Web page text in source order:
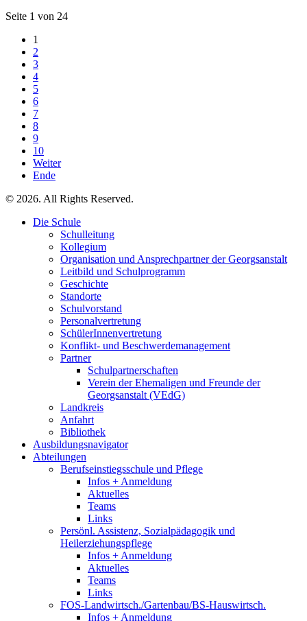
Seite 1 von 24
1
2
3
4
5
6
7
8
9
10
Weiter
Ende
© 2026. All Rights Reserved.
Die Schule
Schulleitung
Kollegium
Organisation und Ansprechpartner der Georgsanstalt
Leitbild und Schulprogramm
Geschichte
Standorte
Schulvorstand
Personalvertretung
SchülerInnenvertretung
Konflikt- und Beschwerdemanagement
Partner
Schulpartnerschaften
Verein der Ehemaligen und Freunde der
Georgsanstalt (VEdG)
Landkreis
Anfahrt
Bibliothek
Ausbildungsnavigator
Abteilungen
Berufseinstiegsschule und Pflege
Infos + Anmeldung
Aktuelles
Teams
Links
Persönl. Assistenz, Sozialpädagogik und
Heilerziehungspflege
Infos + Anmeldung
Aktuelles
Teams
Links
FOS-Landwirtsch./Gartenbau/BS-Hauswirtsch.
Infos + Anmeldung